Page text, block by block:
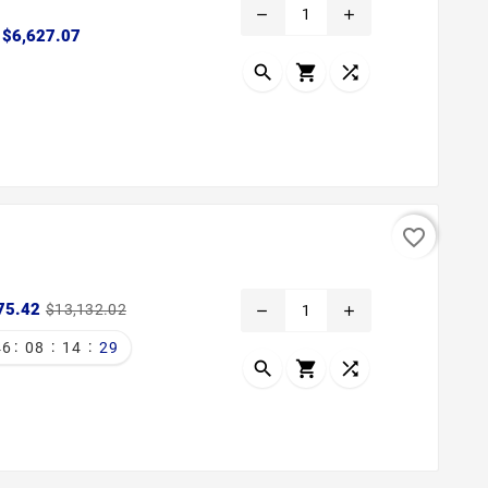
$6,627.07
remove add
  
$13,132.02
: 08 : 14 : 28
remove add
  
favorite_border